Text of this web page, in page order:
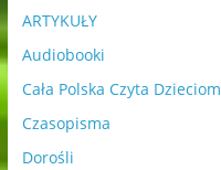
ARTYKUŁY
Audiobooki
Cała Polska Czyta Dzieciom
Czasopisma
Dorośli